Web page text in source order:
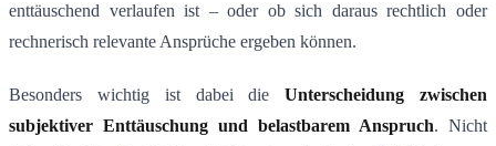
enttäuschend verlaufen ist – oder ob sich daraus rechtlich oder
rechnerisch relevante Ansprüche ergeben können.
Besonders wichtig ist dabei dieUnterscheidung zwischen
subjektiver Enttäuschung und belastbarem Anspruch. Nicht